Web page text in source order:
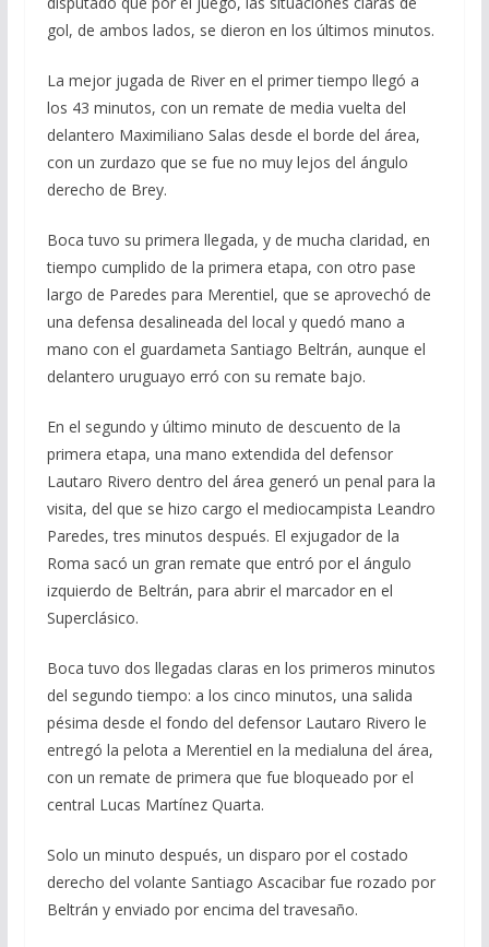
gol, de ambos lados, se dieron en los últimos minutos.
La mejor jugada de River en el primer tiempo llegó a
los 43 minutos, con un remate de media vuelta del
delantero Maximiliano Salas desde el borde del área,
con un zurdazo que se fue no muy lejos del ángulo
derecho de Brey.
Boca tuvo su primera llegada, y de mucha claridad, en
tiempo cumplido de la primera etapa, con otro pase
largo de Paredes para Merentiel, que se aprovechó de
una defensa desalineada del local y quedó mano a
mano con el guardameta Santiago Beltrán, aunque el
delantero uruguayo erró con su remate bajo.
En el segundo y último minuto de descuento de la
primera etapa, una mano extendida del defensor
Lautaro Rivero dentro del área generó un penal para la
visita, del que se hizo cargo el mediocampista Leandro
Paredes, tres minutos después. El exjugador de la
Roma sacó un gran remate que entró por el ángulo
izquierdo de Beltrán, para abrir el marcador en el
Superclásico.
Boca tuvo dos llegadas claras en los primeros minutos
del segundo tiempo: a los cinco minutos, una salida
pésima desde el fondo del defensor Lautaro Rivero le
entregó la pelota a Merentiel en la medialuna del área,
con un remate de primera que fue bloqueado por el
central Lucas Martínez Quarta.
Solo un minuto después, un disparo por el costado
derecho del volante Santiago Ascacibar fue rozado por
Beltrán y enviado por encima del travesaño.